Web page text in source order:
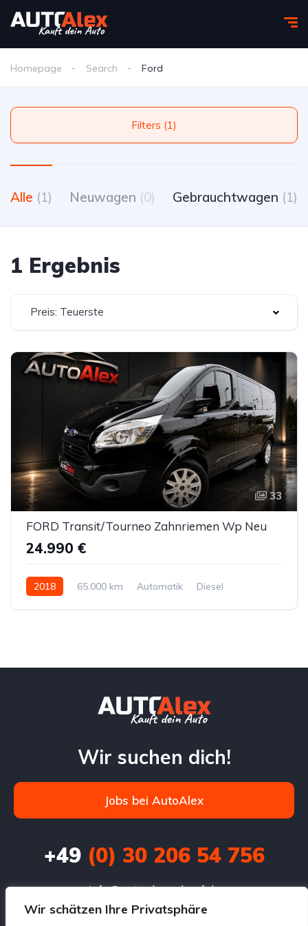
Wir schätzen Ihre Privatsphäre
Homepage Search Ford
Filters (1)
Alle (1) Neuwagen (0) Gebrauchtwagen (1)
1 Ergebnis
Preis: Teuerste
33
FORD Transit/Tourneo Zahnriemen Wp Neu
24.990 €
2018 65.000 km Automatik Diesel
Wir suchen dich!
Jobs bei AutoAlex
+49(0) 30 206 54 756
info@autoalexankauf.de
Prenzlauer Chaussee 3,